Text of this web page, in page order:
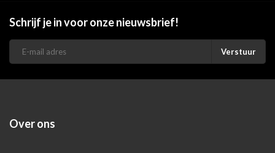
Schrijf je in voor onze nieuwsbrief!
Verstuur
Over ons